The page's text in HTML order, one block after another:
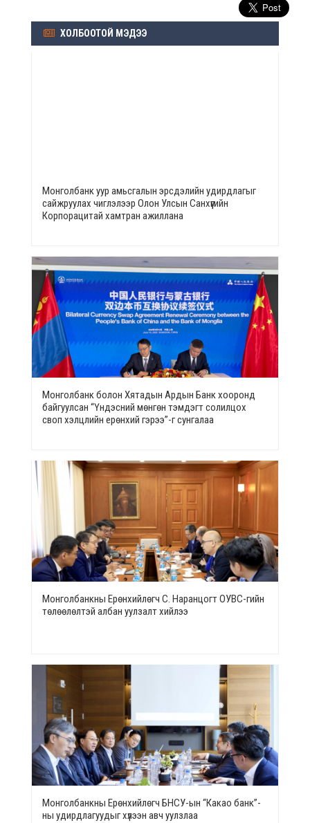
ХОЛБООТОЙ МЭДЭЭ
Монголбанк уур амьсгалын эрсдэлийн удирдлагыг
сайжруулах чиглэлээр Олон Улсын Санхүүгийн
Корпорацитай хамтран ажиллана
Монголбанк болон Хятадын Ардын Банк хооронд
байгуулсан “Үндэсний мөнгөн тэмдэгт солилцох
своп хэлцлийн ерөнхий гэрээ”-г сунгалаа
Монголбанкны Ерөнхийлөгч С. Наранцогт ОУВС-гийн
төлөөлөлтэй албан уулзалт хийлээ
Монголбанкны Ерөнхийлөгч БНСУ-ын “Какао банк”-
ны удирдлагуудыг хүлээн авч уулзлаа